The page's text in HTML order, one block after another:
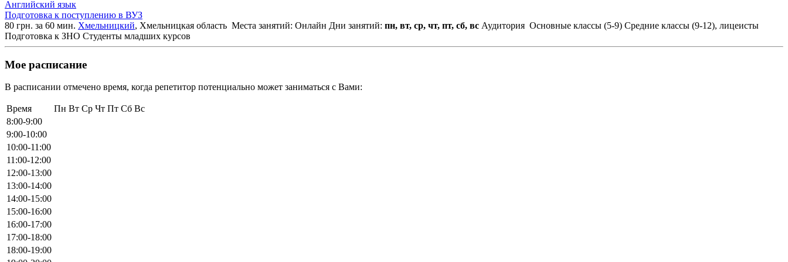
Английский язык
Подготовка к поступлению в ВУЗ
80 грн. за 60 мин. Хмельницкий, Хмельницкая область Места занятий: Онлайн Дни занятий: пн, вт, ср, чт, пт, сб, вс Аудитория Основные классы (5-9) Средние классы (9-12), лицеисты
Подготовка к ЗНО Студенты младших курсов
Мое расписание
В расписании отмечено время, когда репетитор потенциально может заниматься с Вами:
Время Пн Вт Ср Чт Пт Сб Вс
8:00-9:00
9:00-10:00
10:00-11:00
11:00-12:00
12:00-13:00
13:00-14:00
14:00-15:00
15:00-16:00
16:00-17:00
17:00-18:00
18:00-19:00